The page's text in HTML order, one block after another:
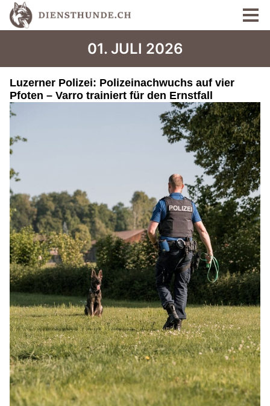
01. JULI 2026
Luzerner Polizei: Polizeinachwuchs auf vier
Pfoten – Varro trainiert für den Ernstfall